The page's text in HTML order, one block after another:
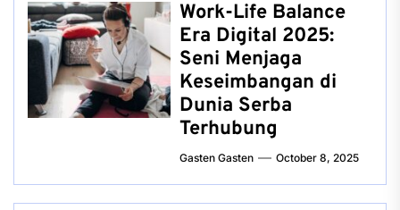
Work-Life Balance
Era Digital 2025:
Seni Menjaga
Keseimbangan di
Dunia Serba
Terhubung
Gasten Gasten October 8, 2025